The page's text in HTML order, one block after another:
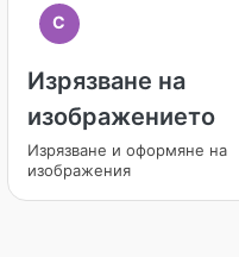
C
Изрязване на
изображението
Изрязване и оформяне на
изображения